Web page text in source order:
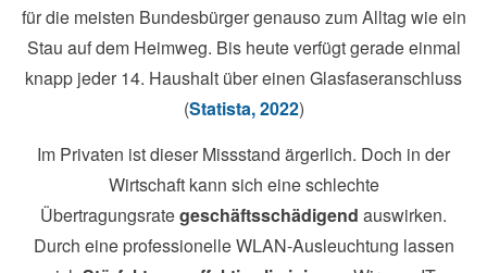
für die meisten Bundesbürger genauso zum Alltag wie ein
Stau auf dem Heimweg. Bis heute verfügt gerade einmal
knapp jeder 14. Haushalt über einen Glasfaseranschluss
(Statista, 2022)
Im Privaten ist dieser Missstand ärgerlich. Doch in der
Wirtschaft kann sich eine schlechte
Übertragungsrategeschäftsschädigend auswirken.
Durch eine professionelle WLAN-Ausleuchtung lassen